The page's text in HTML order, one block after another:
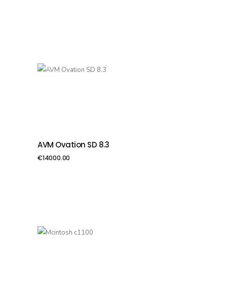
PIEVIENOT GROZAM
AVM Ovation SD 8.3
€14000.00